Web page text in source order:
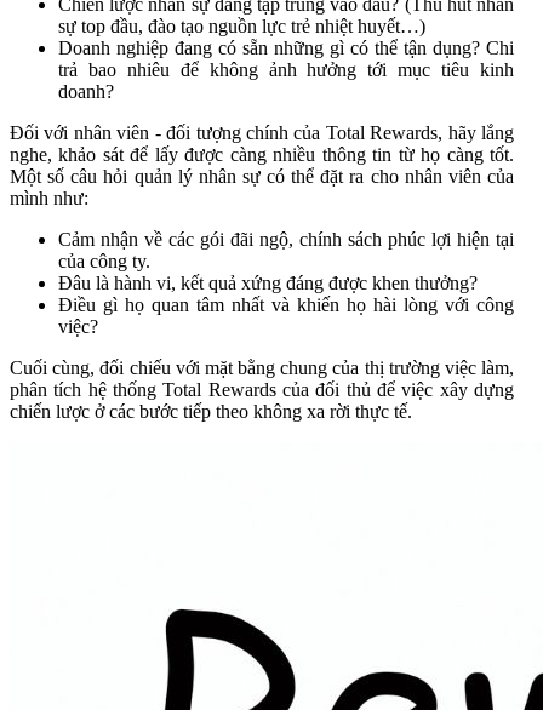
sự top đầu, đào tạo nguồn lực trẻ nhiệt huyết…)
Doanh nghiệp đang có sẵn những gì có thể tận dụng? Chi
trả bao nhiêu để không ảnh hưởng tới mục tiêu kinh
doanh?
Đối với nhân viên - đối tượng chính của Total Rewards, hãy lắng
nghe, khảo sát để lấy được càng nhiều thông tin từ họ càng tốt.
Một số câu hỏi quản lý nhân sự có thể đặt ra cho nhân viên của
mình như:
Cảm nhận về các gói đãi ngộ, chính sách phúc lợi hiện tại
của công ty.
Đâu là hành vi, kết quả xứng đáng được khen thưởng?
Điều gì họ quan tâm nhất và khiến họ hài lòng với công
việc?
Cuối cùng, đối chiếu với mặt bằng chung của thị trường việc làm,
phân tích hệ thống Total Rewards của đối thủ để việc xây dựng
chiến lược ở các bước tiếp theo không xa rời thực tế.